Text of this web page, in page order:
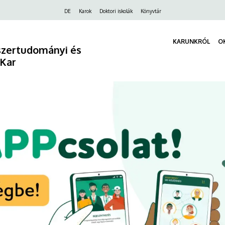
DE Karok Doktori iskolák Könyvtár
és
KARUNKRÓL